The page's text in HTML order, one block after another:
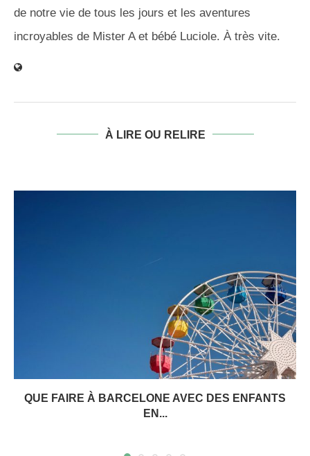
de notre vie de tous les jours et les aventures
incroyables de Mister A et bébé Luciole. À très vite.
À LIRE OU RELIRE
QUE FAIRE À BARCELONE AVEC DES ENFANTS
EN...